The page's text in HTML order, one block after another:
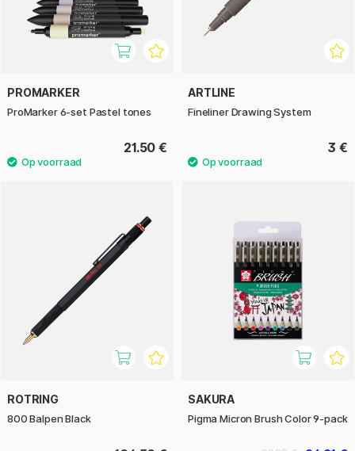
PROMARKER
ProMarker 6-set Pastel tones
21.50 €
ARTLINE
Fineliner Drawing System
3 €
ROTRING
800 Balpen Black
SAKURA
Pigma Micron Brush Color 9-pack